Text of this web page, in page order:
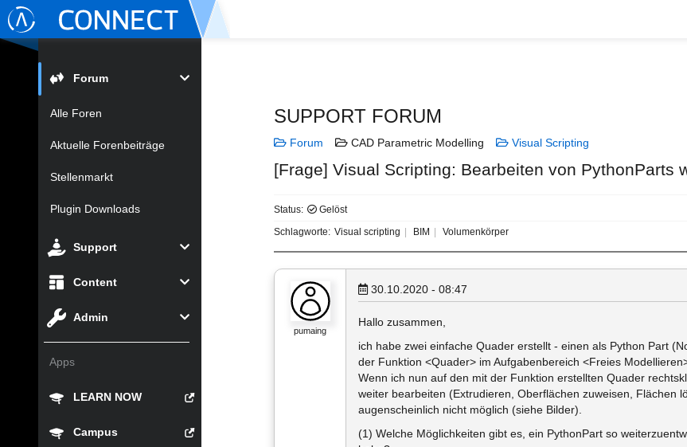
Forum
Alle Foren
Aktuelle Forenbeiträge
Stellenmarkt
Plugin Downloads
Support
Content
Admin
Apps
LEARN NOW
Campus
SUPPORT FORUM
Forum CAD Parametric Modelling Visual Scripting
[Frage] Visual Scripting: Bearbeiten von PythonParts
Status:
Gelöst
Schlagworte: Visual scripting BIM Volumenkörper
pumaing
30.10.2020 - 08:47
Hallo zusammen,
ich habe zwei einfache Quader erstellt - einen als Python Part
der Funktion <Quader> im Aufgabenbereich <Freies
Wenn ich nun auf den mit der Funktion erstellten Quader
weiter bearbeiten (Extrudieren, Oberflächen zuweisen, Flächen
augenscheinlich nicht möglich (siehe Bilder).
(1) Welche Möglichkeiten gibt es, ein PythonPart so